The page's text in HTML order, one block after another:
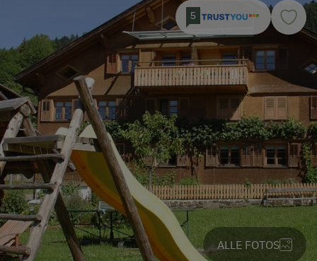
5
ALLE FOTOS